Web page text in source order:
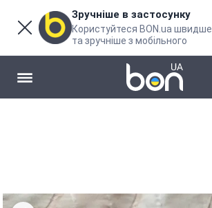
Зручніше в застосунку
Користуйтеся BON.ua швидше
та зручніше з мобільного